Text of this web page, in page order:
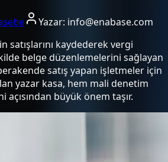
Yazar: info@enabase.com
satışlarını kaydederek vergi
belge düzenlemelerini sağlayan
satış yapan işletmeler için
yazar kasa, hem mali denetim
büyük önem taşır.